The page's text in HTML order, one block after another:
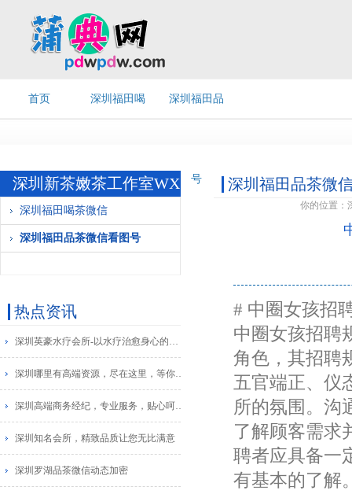
首页 深圳福田喝 深圳福田品
号
深圳新茶嫩茶工作室WX
深圳福田喝茶微信
深圳福田品茶微信看图号
热点资讯
深圳英豪水疗会所-以水疗治愈身心的豪华之旅
深圳哪里有高端资源，尽在这里，等你探索_1
深圳高端商务经纪，专业服务，贴心呵护_1
深圳知名会所，精致品质让您无比满意
深圳罗湖品茶微信动态加密
深圳福田品茶微
你的位置：
# 中圈女孩招
中圈女孩招聘
角色，其招聘
五官端正、仪
所的氛围。沟
了解顾客需求
聘者应具备一
有基本的了解